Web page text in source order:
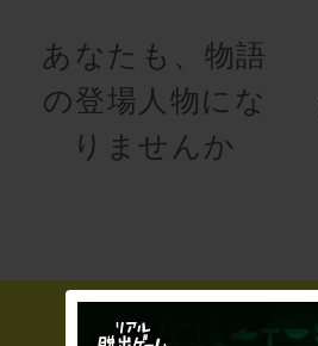
あなたも、物語
の登場人物にな
りませんか